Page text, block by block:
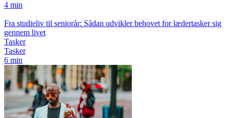
4 min
Fra studieliv til seniorår: Sådan udvikler behovet for lædertasker sig
gennem livet
Tasker
Tasker
6 min